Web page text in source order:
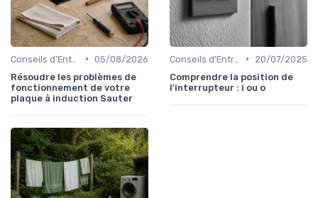
• 05/08/2026
Résoudre les problèmes de
fonctionnement de votre
plaque à induction Sauter
•
20/07/2025
Comprendre la position de
l'interrupteur : i ou o